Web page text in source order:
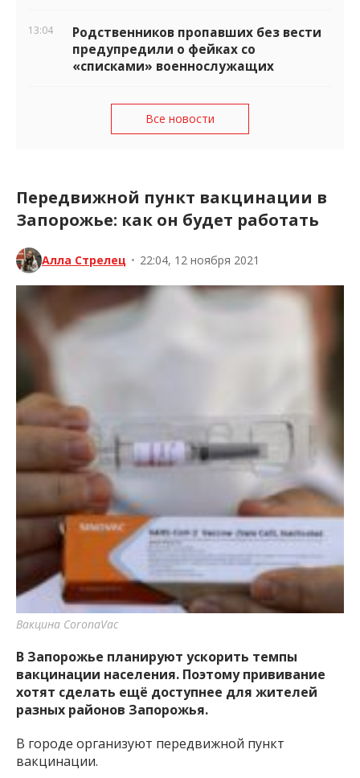
13:04
Родственников пропавших без вести
предупредили о фейках со
«списками» военнослужащих
Все новости
Передвижной пункт вакцинации в
Запорожье: как он будет работать
Алла Стрелец • 22:04, 12 ноября 2021
Вакцина CoronaVac
В Запорожье планируют ускорить темпы
вакцинации населения. Поэтому прививание
хотят сделать ещё доступнее для жителей
разных районов Запорожья.
В городе организуют передвижной пункт
вакцинации.